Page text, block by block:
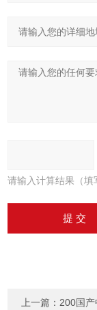
请输入计算结果（
上一篇： 200国